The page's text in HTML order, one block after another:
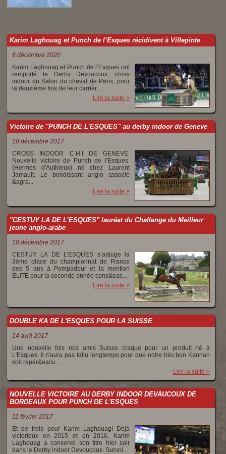
Karim Laghouag et Punch de l’Esques récidivent à Villepinte
8 décembre 2020
Karim Laghouag et Punch de l’Esques ont
remporté le Derby Devoucoux, cross
indoor du Salon du cheval de Paris, pour
la deuxième fois de leur carrièr...
Lire la suite >
Victoire de "PUNCH DE L'ESQUES" au derby indoor de Geneve
18 décembre 2017
CROSS INDOOR C.H.I DE GENEVE.
Nouvelle victoire de Punch de l'Esques
(Hermès d'Authieux) né chez Laurent
Jamault. Le bondissant anglo associé
&agra...
Lire la suite >
"CESTUY LA DE L’ESQUES" lauréat du Challenge du Meilleur
jeune anglo-arabe
18 décembre 2017
CESTUY LA DE L’ESQUES s’adjuge la
3ème place du championnat de France
des 5 ans à Pompadour et la mention
ELITE pour la seconde année cons&eac...
Lire la suite >
DOUBLE KA DE L'ESQUES POUR LA SUISSE
14 avril 2017
Une nouvelle fois nos amis Suisse craque pour un produit né à
L'Esques. Il n'aura pas fallu longtemps pour que notre trés bon Kannan
soit repér&eacu...
Lire la suite >
NOUVELLE VICTOIRE AU DERBY INDOOR DEVAUCOUX DE
BORDEAUX POUR PUNCH DE L'ESQUES
11 février 2017
Et de trois pour Karim Laghouag! Déjà
victorieux en 2015 et en 2016, Karim
Laghouag a conservé son titre hier soir
dans le Derby indoor Devoucoux. Survol...